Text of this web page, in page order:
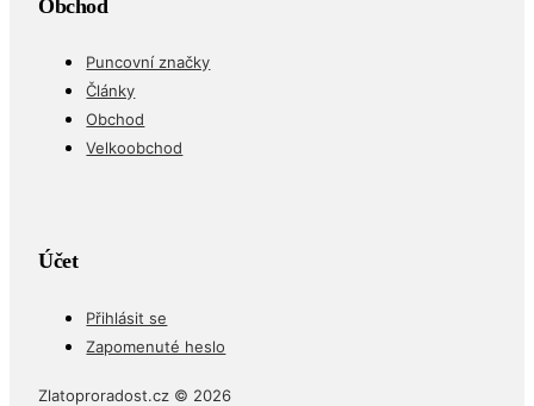
Obchod
Puncovní značky
Články
Obchod
Velkoobchod
Účet
Přihlásit se
Zapomenuté heslo
Zlatoproradost.cz © 2026